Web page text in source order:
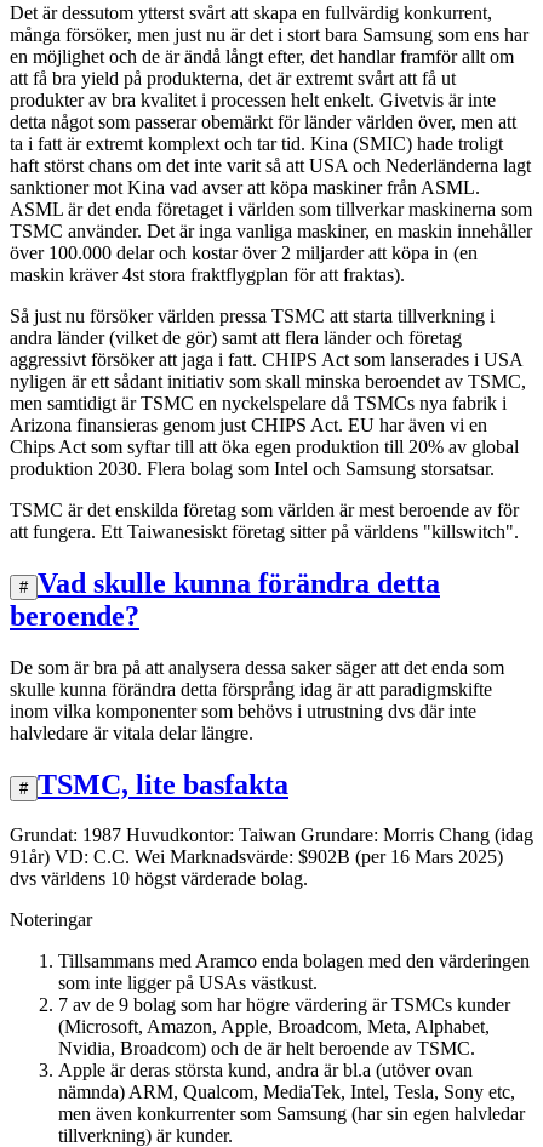
Det är dessutom ytterst svårt att skapa en fullvärdig konkurrent,
många försöker, men just nu är det i stort bara Samsung som ens har
en möjlighet och de är ändå långt efter, det handlar framför allt om
att få bra yield på produkterna, det är extremt svårt att få ut
produkter av bra kvalitet i processen helt enkelt. Givetvis är inte
detta något som passerar obemärkt för länder världen över, men att
ta i fatt är extremt komplext och tar tid. Kina (SMIC) hade troligt
haft störst chans om det inte varit så att USA och Nederländerna lagt
sanktioner mot Kina vad avser att köpa maskiner från ASML.
ASML är det enda företaget i världen som tillverkar maskinerna som
TSMC använder. Det är inga vanliga maskiner, en maskin innehåller
över 100.000 delar och kostar över 2 miljarder att köpa in (en
maskin kräver 4st stora fraktflygplan för att fraktas).
Så just nu försöker världen pressa TSMC att starta tillverkning i
andra länder (vilket de gör) samt att flera länder och företag
aggressivt försöker att jaga i fatt. CHIPS Act som lanserades i USA
nyligen är ett sådant initiativ som skall minska beroendet av TSMC,
men samtidigt är TSMC en nyckelspelare då TSMCs nya fabrik i
Arizona finansieras genom just CHIPS Act. EU har även vi en
Chips Act som syftar till att öka egen produktion till 20% av global
produktion 2030. Flera bolag som Intel och Samsung storsatsar.
TSMC är det enskilda företag som världen är mest beroende av för
att fungera. Ett Taiwanesiskt företag sitter på världens "killswitch".
# Vad skulle kunna förändra detta
beroende?
De som är bra på att analysera dessa saker säger att det enda som
skulle kunna förändra detta försprång idag är att paradigmskifte
inom vilka komponenter som behövs i utrustning dvs där inte
halvledare är vitala delar längre.
# TSMC, lite basfakta
Grundat: 1987 Huvudkontor: Taiwan Grundare: Morris Chang (idag
91år) VD: C.C. Wei Marknadsvärde: $902B (per 16 Mars 2025)
dvs världens 10 högst värderade bolag.
Noteringar
Tillsammans med Aramco enda bolagen med den värderingen
som inte ligger på USAs västkust.
7 av de 9 bolag som har högre värdering är TSMCs kunder
(Microsoft, Amazon, Apple, Broadcom, Meta, Alphabet,
Nvidia, Broadcom) och de är helt beroende av TSMC.
Apple är deras största kund, andra är bl.a (utöver ovan
nämnda) ARM, Qualcom, MediaTek, Intel, Tesla, Sony etc,
men även konkurrenter som Samsung (har sin egen halvledar
tillverkning) är kunder.